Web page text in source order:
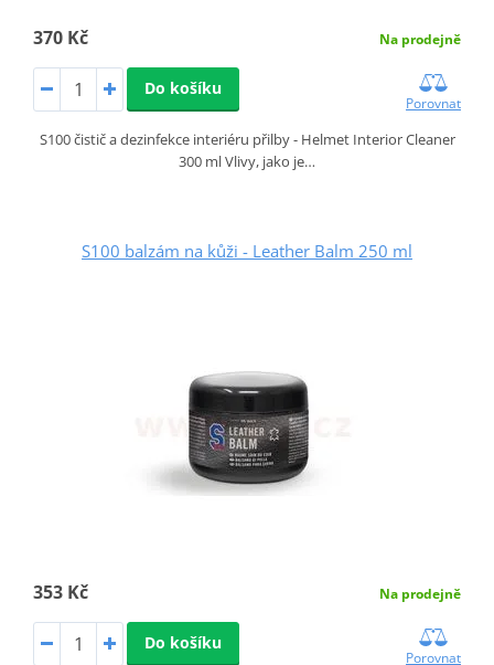
370 Kč Na prodejně
Do košíku
Porovnat
S100 čistič a dezinfekce interiéru přilby - Helmet Interior Cleaner
300 ml Vlivy, jako je…
S100 balzám na kůži - Leather Balm 250 ml
353 Kč Na prodejně
Do košíku
Porovnat